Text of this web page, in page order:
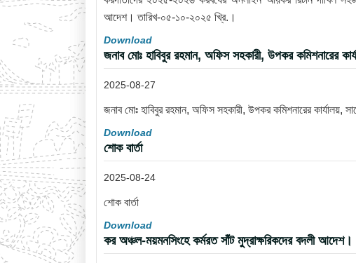
আদেশ। তারিখ-০৫-১০-২০২৫ খ্রি.।
Download
জনাব মোঃ হাবিবুর রহমান, অফিস সহকারী, উপকর কমিশনারের
2025-08-27
জনাব মোঃ হাবিবুর রহমান, অফিস সহকারী, উপকর কমিশনারের কার্যালয়,
Download
শোক বার্তা
2025-08-24
শোক বার্তা
Download
কর অঞ্চল-ময়মনসিংহে কর্মরত সাঁট মুদ্রাক্ষরিকদের বদলী